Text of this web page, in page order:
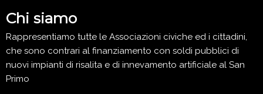
Chi siamo
Rappresentiamo tutte le Associazioni civiche ed i cittadini,
che sono contrari al finanziamento con soldi pubblici di
nuovi impianti di risalita e di innevamento artificiale al San
Primo